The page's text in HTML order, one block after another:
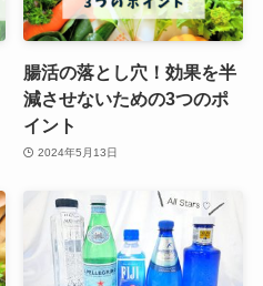
腸活の落とし穴！効果を半
減させないための3つのポ
イント
2024年5月13日